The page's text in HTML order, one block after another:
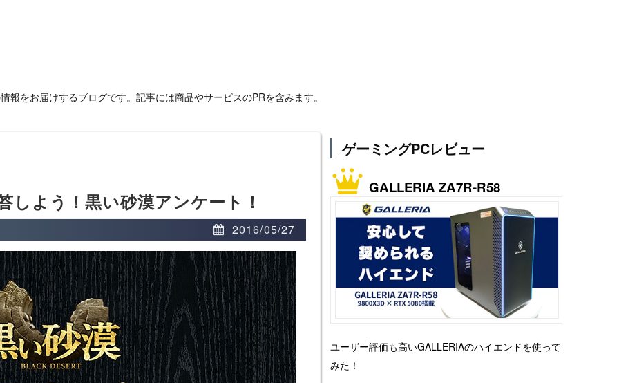
報をお届けするブログです。記事には商品やサービスのPRを含みます。
しよう！黒い砂漠アンケート！
2016/05/27
ゲーミングPCレビュー
GALLERIA ZA7R-R58
ユーザー評価も高いGALLERIAのハイエンドを使って
みた！